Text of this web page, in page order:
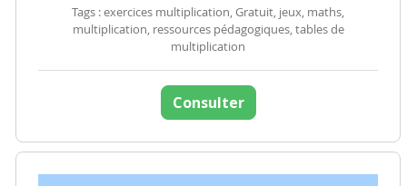
Tags : exercices multiplication, Gratuit, jeux, maths,
multiplication, ressources pédagogiques, tables de
multiplication
Consulter